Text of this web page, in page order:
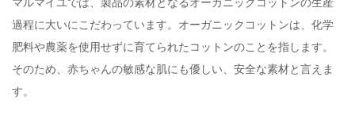
過程に大いにこだわっています。オーガニックコットンは、化学
肥料や農薬を使用せずに育てられたコットンのことを指します。
そのため、赤ちゃんの敏感な肌にも優しい、安全な素材と言えま
す。